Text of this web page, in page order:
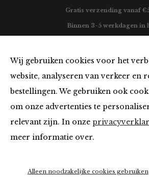
Wij gebruiken cookies voor het
website, analyseren van verkeer en
bestellingen. We gebruiken ook
om onze advertenties te
relevant zijn. In onze
meer informatie over.
Alleen noodzakelijke cookies gebruiken
Gratis verzending vanaf
Binnen 3-5 werkdagen in
Must Haves
Home Winkel Accessoires